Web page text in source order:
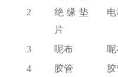
2
绝缘垫
片
3 呢布
4
胶管